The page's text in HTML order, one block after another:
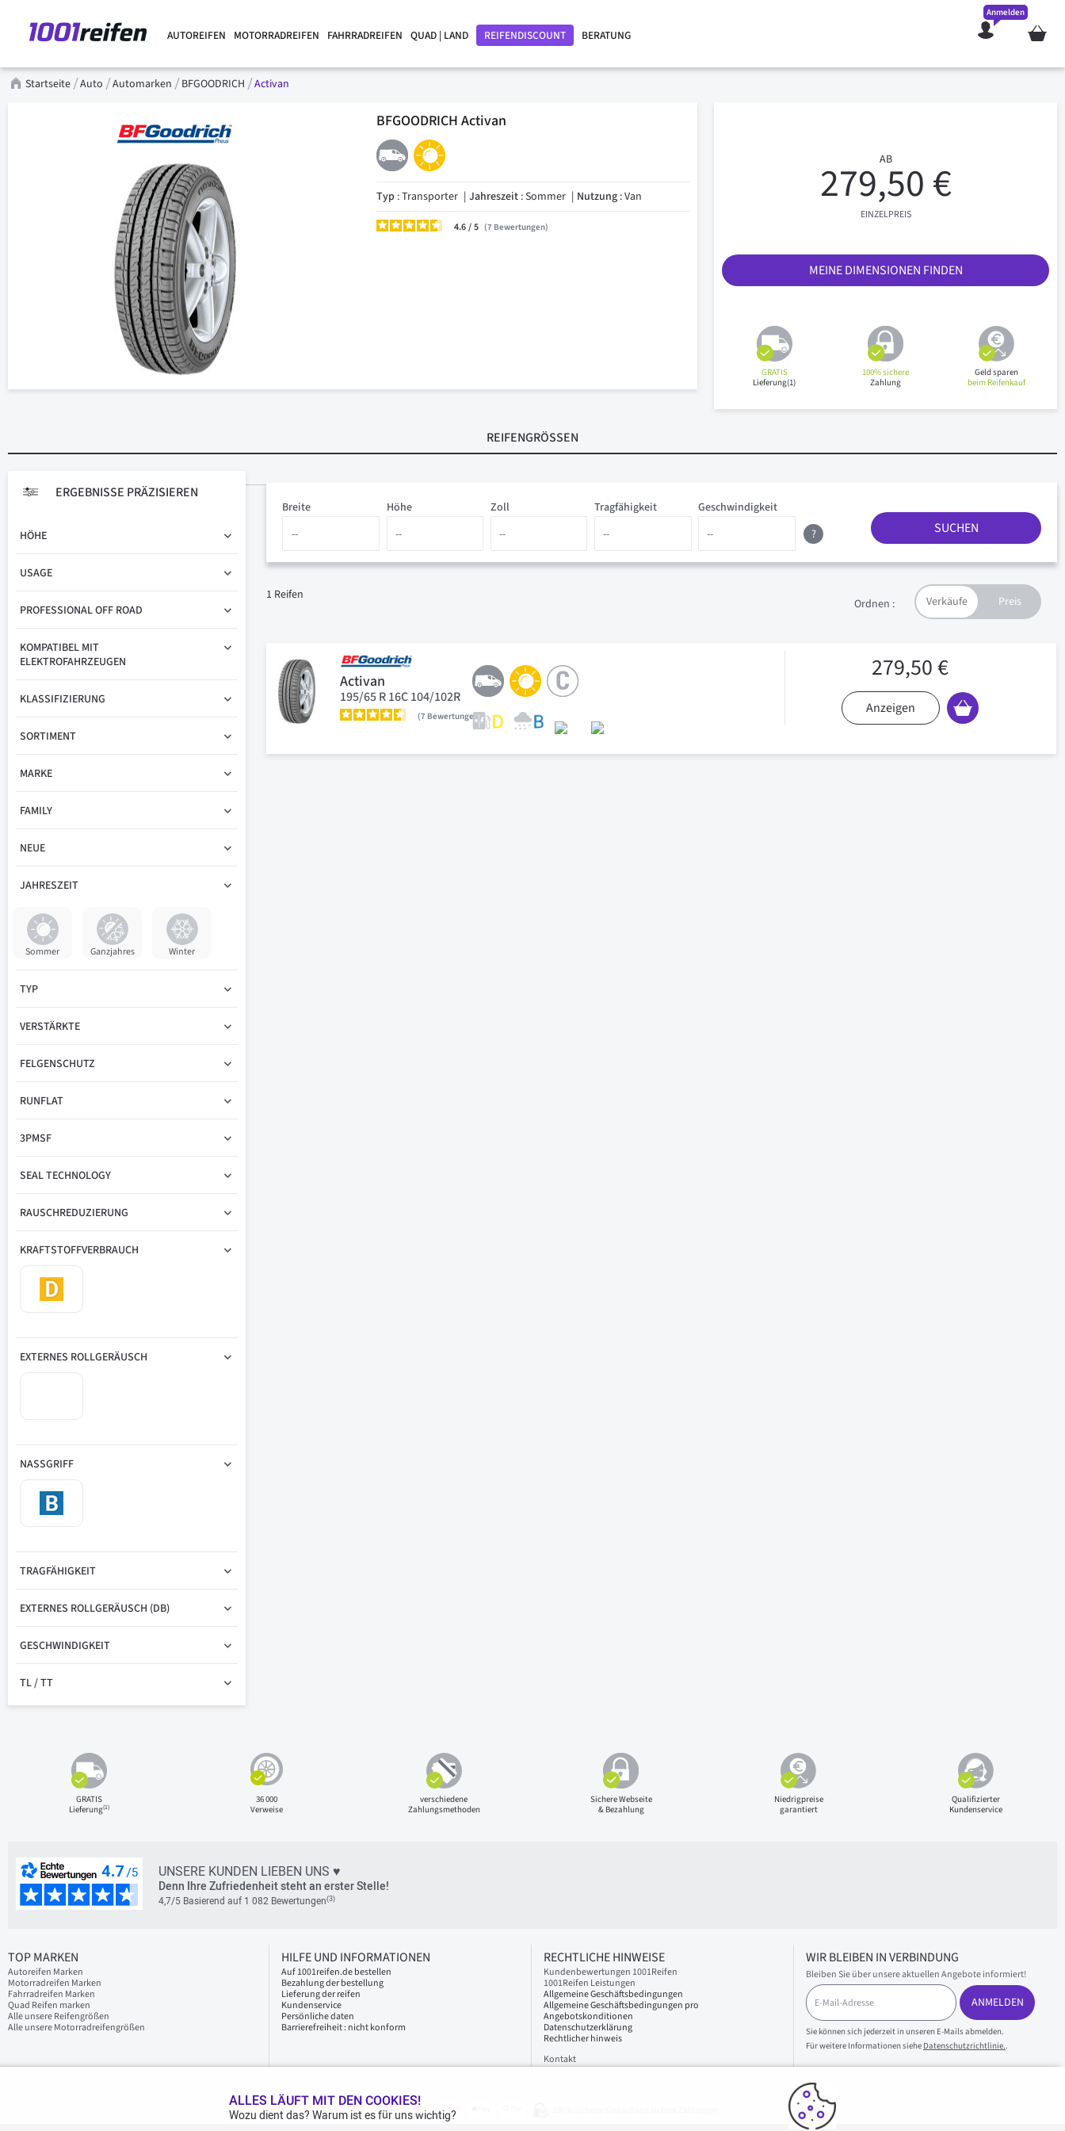
AUTOREIFEN MOTORRADREIFEN FAHRRADREIFEN QUAD | LAND REIFENDISCOUNT BERATUNG Mein
Anmelden
Startseite Auto Automarken BFGOODRICH Activan
BFGOODRICH Activan
Typ: Transporter Jahreszeit: Sommer Nutzung: Van
4.6/ 7 Bewertungen
AB
279,50 €
EINZELPREIS
MEINE DIMENSIONEN FINDEN
GRATIS
Lieferung(1)
100% sichere
Zahlung
Geld sparen
beim Reifenkauf
REIFENGRÖSSEN
Zoll
Höhe Tragfähigkeit Geschwindigkeit
Breite
?
SUCHEN
1 Reifen
Ordnen :
Activan
195/65 R 16C 104/102R
7 Bewertungen
279,50 €
Anzeigen
ERGEBNISSE PRÄZISIEREN
HÖHE
USAGE
PROFESSIONAL OFF ROAD
KOMPATIBEL MIT
ELEKTROFAHRZEUGEN
KLASSIFIZIERUNG
SORTIMENT
MARKE
FAMILY
NEUE
JAHRESZEIT
Sommer Ganzjahres Winter
TYP
VERSTÄRKTE
FELGENSCHUTZ
RUNFLAT
3PMSF
SEAL TECHNOLOGY
RAUSCHREDUZIERUNG
KRAFTSTOFFVERBRAUCH
EXTERNES ROLLGERÄUSCH
NASSGRIFF
TRAGFÄHIGKEIT
EXTERNES ROLLGERÄUSCH (DB)
GESCHWINDIGKEIT
TL / TT
GRATIS
Lieferung(1)
36 000
Verweise
verschiedene
Zahlungsmethoden
Sichere Webseite
& Bezahlung
Niedrigpreise
garantiert
Qualifizierter
Kundenservice
UNSERE KUNDEN LIEBEN UNS ♥
Denn Ihre Zufriedenheit steht an erster Stelle!
4,7/5 Basierend auf 1 082 Bewertungen(3)
TOP MARKEN
Autoreifen Marken
Motorradreifen Marken
Fahrradreifen Marken
Quad Reifen marken
Alle unsere Reifengrößen
Alle unsere Motorradreifengrößen
HILFE UND INFORMATIONEN
Auf 1001reifen.de bestellen
Bezahlung der bestellung
Lieferung der reifen
Kundenservice
Persönliche daten
Barrierefreiheit : nicht konform
RECHTLICHE HINWEISE
Kundenbewertungen 1001Reifen
1001Reifen Leistungen
Allgemeine Geschäftsbedingungen
Allgemeine Geschäftsbedingungen pro
Angebotskonditionen
Datenschutzerklärung
Rechtlicher hinweis
Kontakt
WIR BLEIBEN IN VERBINDUNG
Bleiben Sie über unsere aktuellen Angebote informiert!
E
-
M
a
i
l
A
d
r
ANMELDEN
Sie können sich jederzeit in unseren E-Mails abmelden.
Für weitere Informationen siehe Datenschutzrichtlinie..
ALLES LÄUFT MIT DEN COOKIES!
Wozu dient das? Warum ist es für uns wichtig?